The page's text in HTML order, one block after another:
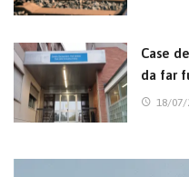
Case
da far
18/07/